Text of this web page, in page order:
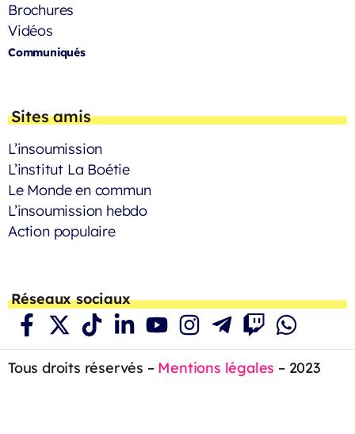
Brochures
Vidéos
Communiqués
Sites amis
L’insoumission
L’institut La Boétie
Le Monde en commun
L’insoumission hebdo
Action populaire
Réseaux sociaux
Tous droits réservés – Mentions légales – 2023